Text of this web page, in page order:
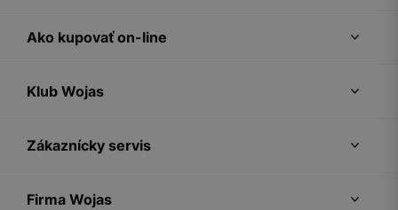
Ako kupovať on-line
Klub Wojas
Zákaznícky servis
Firma Wojas